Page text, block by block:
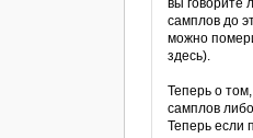
вы говорите
самплов до
можно
здесь).
Теперь о
самплов
Теперь если